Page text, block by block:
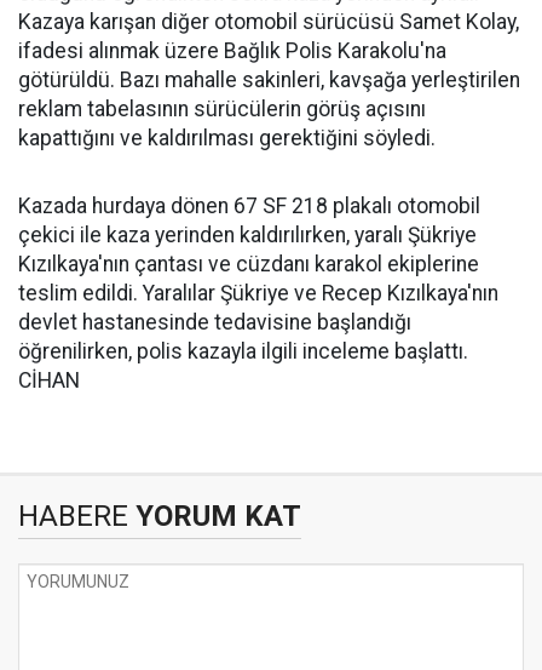
Kazaya karışan diğer otomobil sürücüsü Samet Kolay,
ifadesi alınmak üzere Bağlık Polis Karakolu'na
götürüldü. Bazı mahalle sakinleri, kavşağa yerleştirilen
reklam tabelasının sürücülerin görüş açısını
kapattığını ve kaldırılması gerektiğini söyledi.
Kazada hurdaya dönen 67 SF 218 plakalı otomobil
çekici ile kaza yerinden kaldırılırken, yaralı Şükriye
Kızılkaya'nın çantası ve cüzdanı karakol ekiplerine
teslim edildi. Yaralılar Şükriye ve Recep Kızılkaya'nın
devlet hastanesinde tedavisine başlandığı
öğrenilirken, polis kazayla ilgili inceleme başlattı.
CİHAN
HABERE YORUM KAT